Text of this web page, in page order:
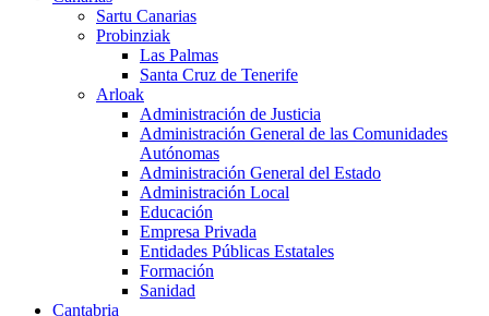
Sartu Canarias
Probinziak
Las Palmas
Santa Cruz de Tenerife
Arloak
Administración de Justicia
Administración General de las Comunidades
Autónomas
Administración General del Estado
Administración Local
Educación
Empresa Privada
Entidades Públicas Estatales
Formación
Sanidad
Cantabria